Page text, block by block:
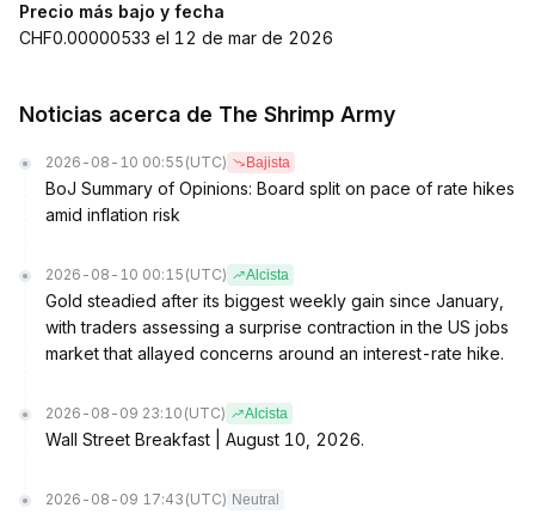
Precio más bajo y fecha
CHF0.00000533 el 12 de mar de 2026
Noticias acerca de The Shrimp Army
2026-08-10 00:55 (UTC) Bajista
BoJ Summary of Opinions: Board split on pace of rate hikes
amid inflation risk
2026-08-10 00:15 (UTC) Alcista
Gold steadied after its biggest weekly gain since January,
with traders assessing a surprise contraction in the US jobs
market that allayed concerns around an interest-rate hike.
2026-08-09 23:10 (UTC) Alcista
Wall Street Breakfast | August 10, 2026.
2026-08-09 17:43 (UTC) Neutral